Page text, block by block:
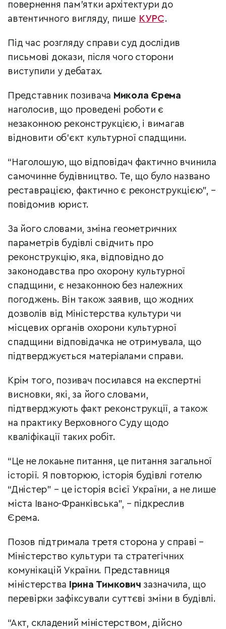
повернення пам’ятки архітектури до
автентичного вигляду, пише КУРС.
Під час розгляду справи суд дослідив
письмові докази, після чого сторони
виступили у дебатах.
Представник позивача Микола Єрема
наголосив, що проведені роботи є
незаконною реконструкцією, і вимагав
відновити об’єкт культурної спадщини.
“Наголошую, що відповідач фактично вчинила
самочинне будівництво. Те, що було названо
реставрацією, фактично є реконструкцією”, –
повідомив юрист.
За його словами, зміна геометричних
параметрів будівлі свідчить про
реконструкцію, яка, відповідно до
законодавства про охорону культурної
спадщини, є незаконною без належних
погоджень. Він також заявив, що жодних
дозволів від Міністерства культури чи
місцевих органів охорони культурної
спадщини відповідачка не отримувала, що
підтверджується матеріалами справи.
Крім того, позивач посилався на експертні
висновки, які, за його словами,
підтверджують факт реконструкції, а також
на практику Верховного Суду щодо
кваліфікації таких робіт.
“Це не локаьне питання, це питання загальної
історії. Я повторюю, історія будівлі готелю
“Дністер” – це історія всієї України, а не лише
міста Івано-Франківська”, – підкреслив
Єрема.
Позов підтримала третя сторона у справі –
Міністерство культури та стратегічних
комунікацій України. Представниця
міністерства Ірина Тимкович зазначила, що
перевірки зафіксували суттєві зміни в будівлі.
“Акт, складений міністерством, дійсно